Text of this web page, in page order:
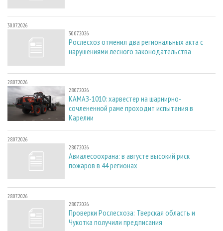
30.07.2026
30.07.2026
Рослесхоз отменил два региональных акта с
нарушениями лесного законодательства
28.07.2026
28.07.2026
КАМАЗ-1010: харвестер на шарнирно-
сочлененной раме проходит испытания в
Карелии
28.07.2026
28.07.2026
Авиалесоохрана: в августе высокий риск
пожаров в 44 регионах
28.07.2026
28.07.2026
Проверки Рослесхоза: Тверская область и
Чукотка получили предписания